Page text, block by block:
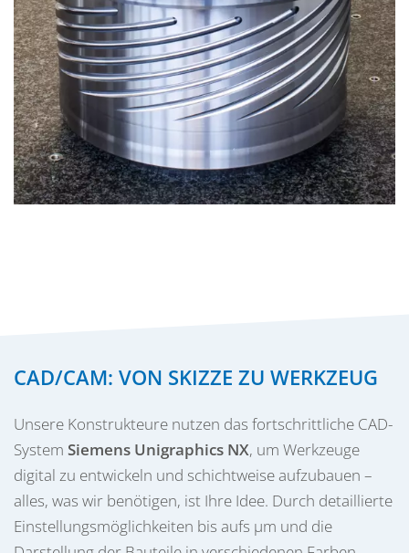
CAD/CAM: VON SKIZZE ZU WERKZEUG
Unsere Konstrukteure nutzen das fortschrittliche CAD-
System Siemens Unigraphics NX, um Werkzeuge
digital zu entwickeln und schichtweise aufzubauen –
alles, was wir benötigen, ist Ihre Idee. Durch detaillierte
Einstellungsmöglichkeiten bis aufs µm und die